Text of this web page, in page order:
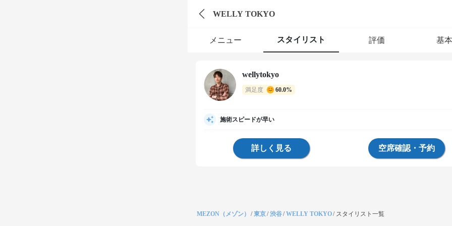
WELLY TOKYO
メニュー スタイリスト 評価 基
wellytokyo
満足度 60.0%
施術スピードが早い
詳しく見る 空席確認・予約
MEZON（メゾン） /東京/渋谷/WELLY TOKYO/ スタイリスト一覧